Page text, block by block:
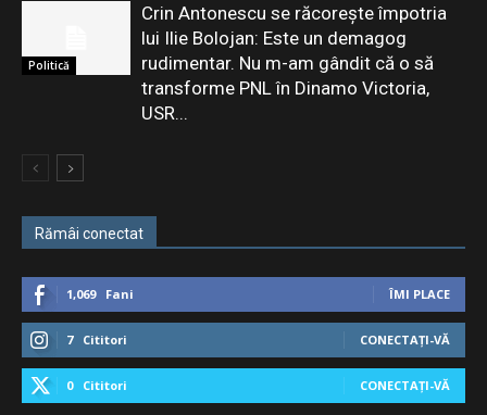
Politică
Crin Antonescu se răcorește împotria
lui Ilie Bolojan: Este un demagog
rudimentar. Nu m-am gândit că o să
transforme PNL în Dinamo Victoria,
USR...
Rămâi conectat
1,069 Fani ÎMI PLACE
7 Cititori CONECTAȚI-VĂ
0 Cititori CONECTAȚI-VĂ